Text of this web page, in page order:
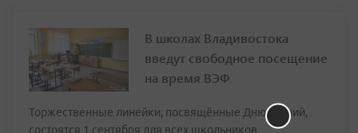
В школах Владивостока
введут свободное посещение
на время ВЭФ
Торжественные линейки, посвящённые Дню знаний,
состоятся 1 сентября для всех школьников